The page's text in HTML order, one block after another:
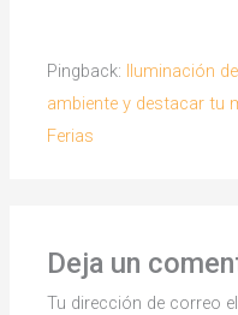
Pingback: Iluminación
ambiente y destacar tu
Ferias
Deja un
Tu dirección de correo